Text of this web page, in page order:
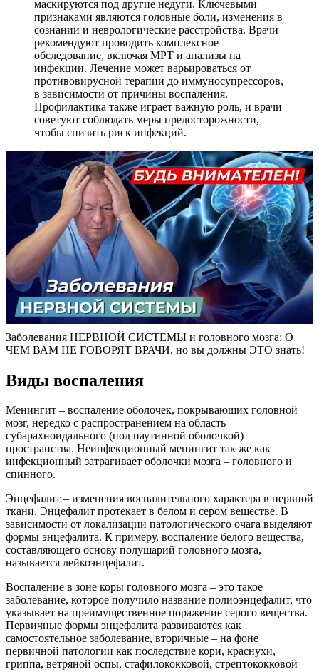
маскируются под другие недуги. Ключевыми
признаками являются головные боли, изменения в
сознании и неврологические расстройства. Врачи
рекомендуют проводить комплексное
обследование, включая МРТ и анализы на
инфекции. Лечение может варьироваться от
противовирусной терапии до иммуносупрессоров,
в зависимости от причины воспаления.
Профилактика также играет важную роль, и врачи
советуют соблюдать меры предосторожности,
чтобы снизить риск инфекций.
Заболевания НЕРВНОЙ СИСТЕМЫ и головного мозга: О
ЧЕМ ВАМ НЕ ГОВОРЯТ ВРАЧИ, но вы должны ЭТО знать!
Виды воспаления
Менингит – воспаление оболочек, покрывающих головной
мозг, нередко с распространением на область
субарахноидального (под паутинной оболочкой)
пространства. Неинфекционный менингит так же как
инфекционный затрагивает оболочки мозга – головного и
спинного.
Энцефалит – изменения воспалительного характера в нервной
ткани. Энцефалит протекает в белом и сером веществе. В
зависимости от локализации патологического очага выделяют
формы энцефалита. К примеру, воспаление белого вещества,
составляющего основу полушарий головного мозга,
называется лейкоэнцефалит.
Воспаление в зоне коры головного мозга – это такое
заболевание, которое получило название полиоэнцефалит, что
указывает на преимущественное поражение серого вещества.
Первичные формы энцефалита развиваются как
самостоятельное заболевание, вторичные – на фоне
первичной патологии как последствие кори, краснухи,
гриппа, ветряной оспы, стафилококковой, стрептококковой